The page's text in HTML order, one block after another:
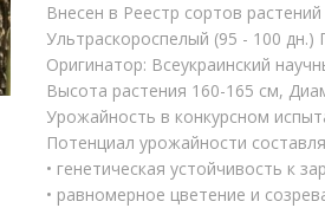
Внесен в Реестр сортов
Ультраскороспелый (95 - 100 дн.)
Оригинатор: Всеукраинский
Высота растения 160-165 см,
Урожайность в конкурсном
Потенциал урожайности
• генетическая устойчивость к
• равномерное цветение и